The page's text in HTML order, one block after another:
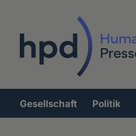
Hauptnavigation
Gesellschaft Politik